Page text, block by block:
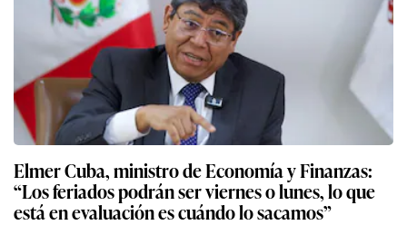
Elmer Cuba, ministro de Economía y Finanzas:
“Los feriados podrán ser viernes o lunes, lo que
está en evaluación es cuándo lo sacamos”